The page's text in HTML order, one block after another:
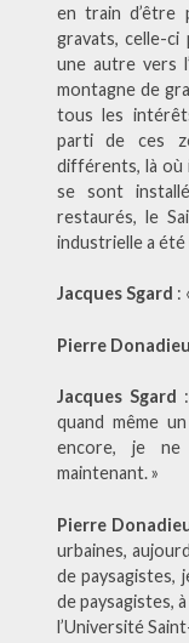
en train
gravats, celle-
une autre vers
montagne de
tous les
parti de ces
différents, là où
se sont
restaurés, le
industrielle a
Jacques Sgard :
Pierre Donadieu
Jacques Sgard
quand même
encore, je ne
maintenant. »
Pierre
urbaines,
de paysagistes,
de paysagistes,
l’Université